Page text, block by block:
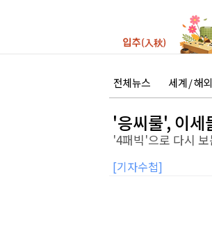
전체뉴스 세계 / 해
'응씨룰', 이세
'4패빅'으로 다시
[기자수첩]